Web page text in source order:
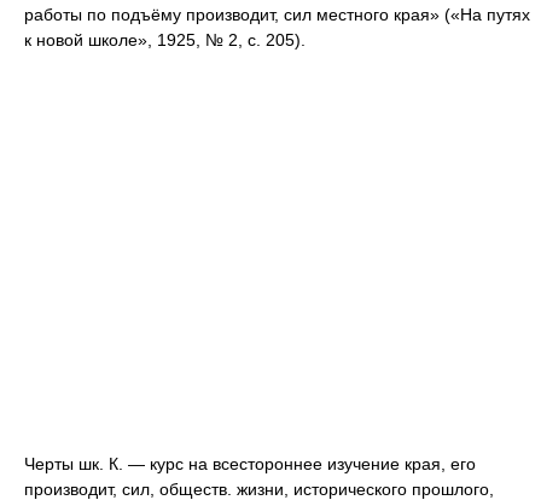
работы по подъёму производит, сил местного края» («На путях
к новой школе», 1925, № 2, с. 205).
Черты шк. К. — курс на всестороннее изучение края, его
производит, сил, обществ. жизни, исторического прошлого,